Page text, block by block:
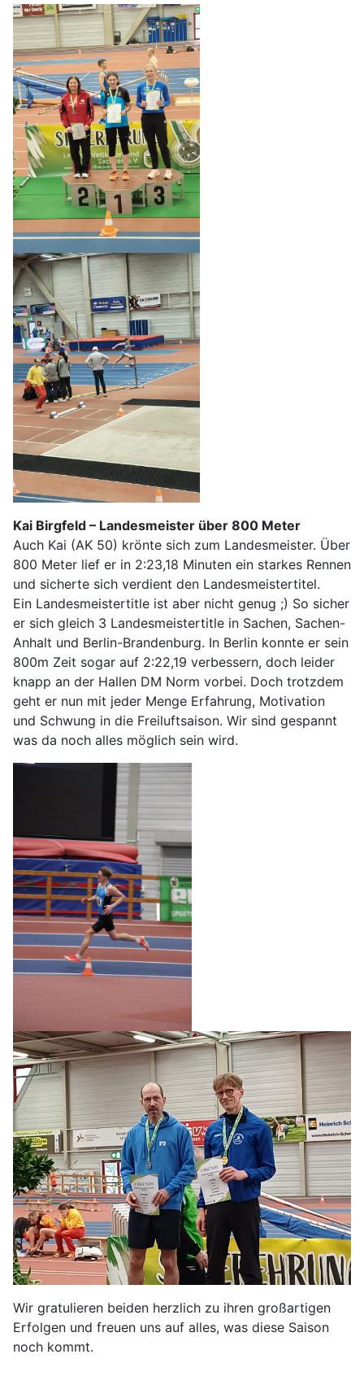
Kai Birgfeld – Landesmeister über 800 Meter
Auch Kai (AK 50) krönte sich zum Landesmeister. Über
800 Meter lief er in 2:23,18 Minuten ein starkes Rennen
und sicherte sich verdient den Landesmeistertitel.
Ein Landesmeistertitle ist aber nicht genug ;) So sicher
er sich gleich 3 Landesmeistertitle in Sachen, Sachen-
Anhalt und Berlin-Brandenburg. In Berlin konnte er sein
800m Zeit sogar auf 2:22,19 verbessern, doch leider
knapp an der Hallen DM Norm vorbei. Doch trotzdem
geht er nun mit jeder Menge Erfahrung, Motivation
und Schwung in die Freiluftsaison. Wir sind gespannt
was da noch alles möglich sein wird.
Wir gratulieren beiden herzlich zu ihren großartigen
Erfolgen und freuen uns auf alles, was diese Saison
noch kommt.